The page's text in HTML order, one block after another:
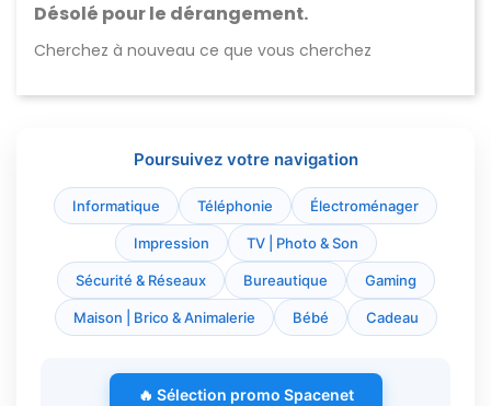
Désolé pour le dérangement.
Cherchez à nouveau ce que vous cherchez
Poursuivez votre navigation
Informatique Téléphonie Électroménager
Impression TV | Photo & Son
Sécurité & Réseaux Bureautique Gaming
Maison | Brico & Animalerie Bébé Cadeau
🔥 Sélection promo Spacenet